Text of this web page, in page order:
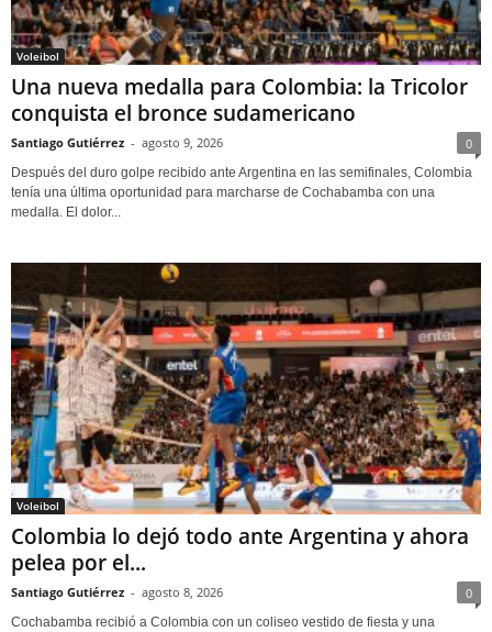
Voleibol
Una nueva medalla para Colombia: la Tricolor
conquista el bronce sudamericano
Santiago Gutiérrez - agosto 9, 2026 0
Después del duro golpe recibido ante Argentina en las semifinales, Colombia
tenía una última oportunidad para marcharse de Cochabamba con una
medalla. El dolor...
Voleibol
Colombia lo dejó todo ante Argentina y ahora
pelea por el...
Santiago Gutiérrez - agosto 8, 2026 0
Cochabamba recibió a Colombia con un coliseo vestido de fiesta y una